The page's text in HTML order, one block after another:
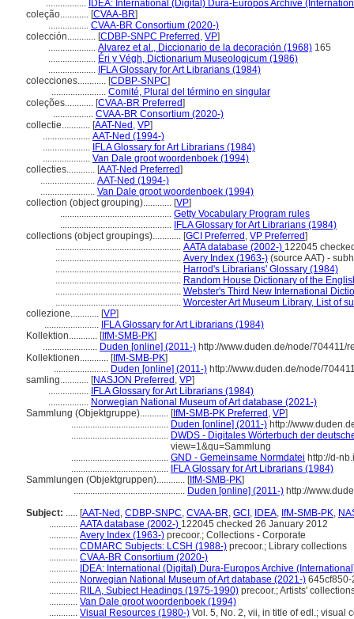
................. IDEA: International (Digital) Dura-Europos Archive
coleção............ [CVAA-BR]
................. CVAA-BR Consortium (2020-)
colección............ [CDBP-SNPC Preferred , VP]
.................... Alvarez et al., Diccionario de la decoración (1968) 165
.................... Éri y Végh, Dictionarium Museologicum (1986)
.................... IFLA Glossary for Art Librarians (1984)
colecciones............ [CDBP-SNPC]
....................... Comité, Plural del término en singular
coleções............ [CVAA-BR Preferred]
................. CVAA-BR Consortium (2020-)
collectie............ [AAT-Ned , VP]
.................... AAT-Ned (1994-)
.................... IFLA Glossary for Art Librarians (1984)
.................... Van Dale groot woordenboek (1994)
collecties............ [AAT-Ned Preferred]
....................... AAT-Ned (1994-)
....................... Van Dale groot woordenboek (1994)
collection (object grouping)............ [VP]
............................................... Getty Vocabulary Program rules
............................................... IFLA Glossary for Art Librarians (1984)
collections (object groupings)............ [GCI Preferred , VP Preferred]
..................................................... AATA database (2002-) 122045
..................................................... Avery Index (1963-) (source AAT) -
..................................................... Harrod's Librarians' Glossary (1984)
..................................................... Random House Dictionary of the
..................................................... Webster's Third New International
..................................................... Worcester Art Museum Library, List of
collezione............ [VP]
....................... IFLA Glossary for Art Librarians (1984)
Kollektion............ [IfM-SMB-PK]
....................... Duden [online] (2011-) http://www.duden.de/node/704411/
Kollektionen............ [IfM-SMB-PK]
....................... Duden [online] (2011-) http://www.duden.de/node/
samling............ [NASJON Preferred , VP]
................. IFLA Glossary for Art Librarians (1984)
................. Norwegian National Museum of Art database (2021-)
Sammlung (Objektgruppe)............ [IfM-SMB-PK Preferred , VP]
......................................... Duden [online] (2011-) http://
......................................... DWDS - Digitales Wörterbuch der
view=1&qu=Sammlung
......................................... GND - Gemeinsame Normdatei http://d-
......................................... IFLA Glossary for Art Librarians (1984)
Sammlungen (Objektgruppen)............ [IfM-SMB-PK]
............................................... Duden [online] (2011-) http://
Subject: ..... [AAT-Ned , CDBP-SNPC, CVAA-BR, GCI , IDEA, IfM-SMB-PK,
............ AATA database (2002-) 122045 checked 26 January 2012
............ Avery Index (1963-) precoor.; Collections - Corporate
............ CDMARC Subjects: LCSH (1988-) precoor.; Library collections
............ CVAA-BR Consortium (2020-)
............ IDEA: International (Digital) Dura-Europos Archive
............ Norwegian National Museum of Art database (2021-)
............ RILA, Subject Headings (1975-1990) precoor.; Artists'
............ Van Dale groot woordenboek (1994)
............ Visual Resources (1980-) Vol. 5, No. 2, vii, in title of edl.; visual